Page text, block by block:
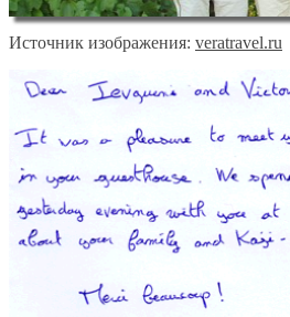
Источник изображения: veratravel.ru